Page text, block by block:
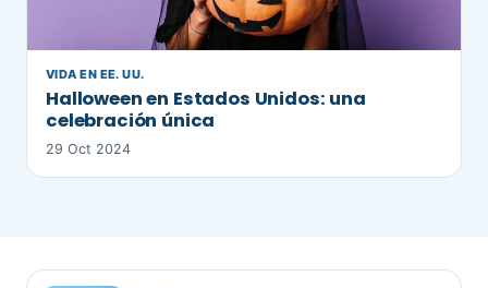
VIDA EN EE. UU.
Halloween en Estados Unidos: una
celebración única
29 Oct 2024